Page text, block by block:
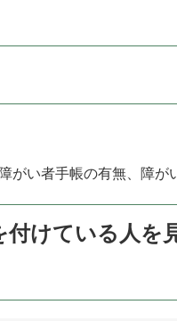
がい者手帳の有無、障が
付けている人